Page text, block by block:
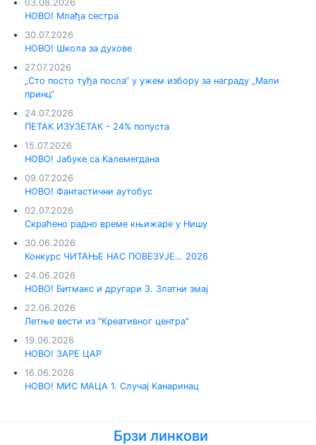
03.08.2026
НОВО! Млађа сестра
30.07.2026
НОВО! Школа за духове
27.07.2026
„Сто посто туђа посла“ у ужем избору за награду „Мали
принц“
24.07.2026
ПЕТАК ИЗУЗЕТАК - 24% попуста
15.07.2026
НОВО! Јабуке са Калемегдана
09.07.2026
НОВО! Фантастични аутобус
02.07.2026
Скраћено радно време књижаре у Нишу
30.06.2026
Конкурс ЧИТАЊЕ НАС ПОВЕЗУЈЕ… 2026
24.06.2026
НОВО! Битмакс и другари 3. Златни змај
22.06.2026
Летње вести из "Креативног центра"
19.06.2026
НОВО! ЗАРЕ ЦАР
16.06.2026
НОВО! МИС МАЦА 1. Случај Канаринац
Брзи линкови